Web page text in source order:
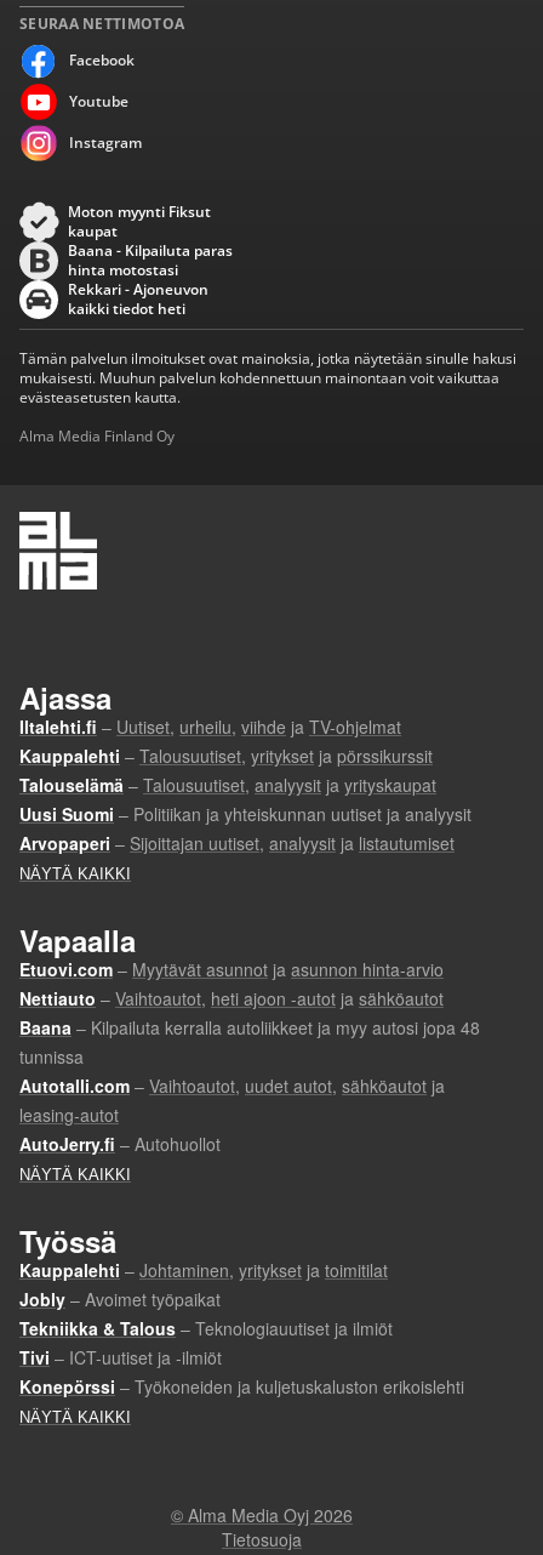
SEURAA NETTIMOTOA
Facebook
Youtube
Instagram
Moton myynti Fiksut
kaupat
Baana - Kilpailuta paras
hinta motostasi
Rekkari - Ajoneuvon
kaikki tiedot heti
Tämän palvelun ilmoitukset ovat mainoksia, jotka näytetään sinulle hakusi
mukaisesti. Muuhun palvelun kohdennettuun mainontaan voit vaikuttaa
evästeasetusten kautta.
Alma Media Finland Oy